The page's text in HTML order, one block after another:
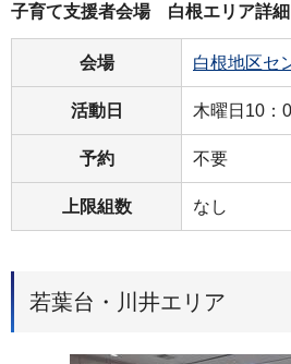
子育て支援者会場 白根エリア詳細
会場 白根地区セ
活動日 木曜日10：
予約 不要
上限組数 なし
若葉台・川井エリア